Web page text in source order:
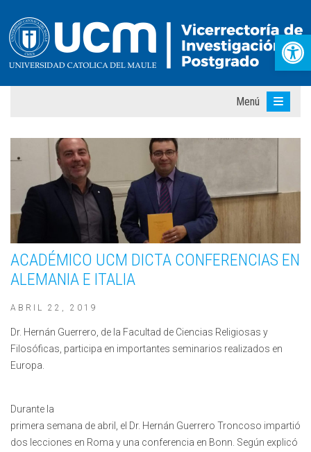
Menú
ACADÉMICO UCM DICTA CONFERENCIAS EN
ALEMANIA E ITALIA
ABRIL 22, 2019
Dr. Hernán Guerrero, de la Facultad de Ciencias Religiosas y
Filosóficas, participa en importantes seminarios realizados en
Europa.
Durante la
primera semana de abril, el Dr. Hernán Guerrero Troncoso impartió
dos lecciones en Roma y una conferencia en Bonn. Según explicó